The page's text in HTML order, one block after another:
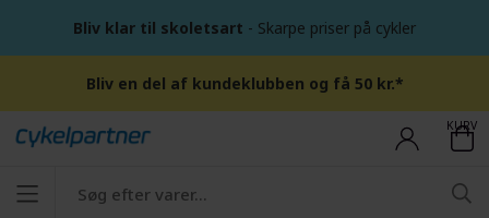
Bliv klar til skoletsart - Skarpe priser på cykler
Bliv en del af kundeklubben og få 50 kr.*
KURV